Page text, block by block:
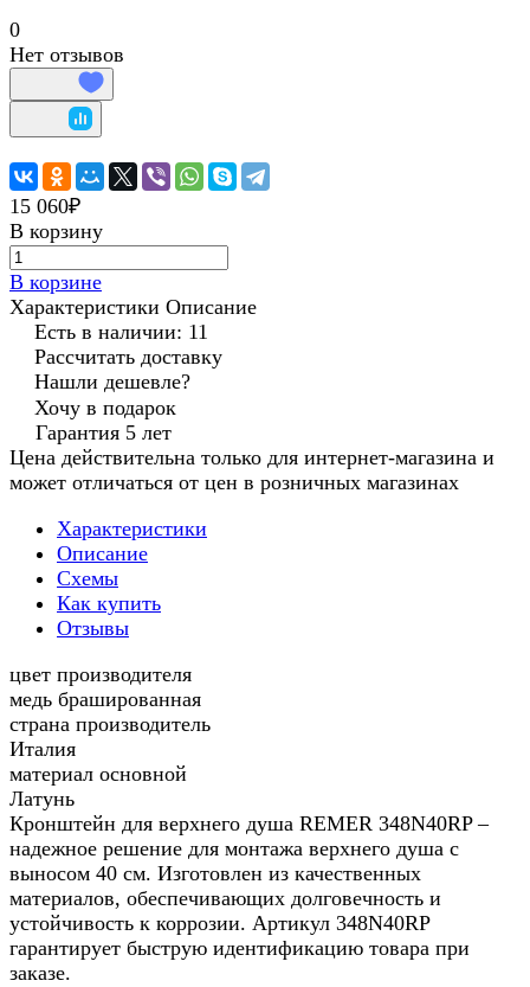
0
Нет отзывов
15 060₽
В корзину
В корзине
Характеристики Описание
Есть в наличии: 11
Рассчитать доставку
Нашли дешевле?
Хочу в подарок
Гарантия 5 лет
Цена действительна только для интернет-магазина и
может отличаться от цен в розничных магазинах
Характеристики
Описание
Схемы
Как купить
Отзывы
цвет производителя
медь брашированная
страна производитель
Италия
материал основной
Латунь
Кронштейн для верхнего душа REMER 348N40RP –
надежное решение для монтажа верхнего душа с
выносом 40 см. Изготовлен из качественных
материалов, обеспечивающих долговечность и
устойчивость к коррозии. Артикул 348N40RP
гарантирует быструю идентификацию товара при
заказе.